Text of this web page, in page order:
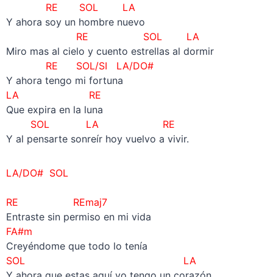
RE SOL LA
Y ahora soy un hombre nuevo
RE
SOL LA
Miro mas al cielo y cuento estrellas al dormir
RE SOL/SI LA/DO#
Y ahora tengo mi fortuna
LA RE
Que expira en la luna
SOL LA RE
Y al pensarte sonreír hoy vuelvo a vivir.
LA/DO# SOL
RE REmaj7
Entraste sin permiso en mi vida
FA#m
Creyéndome que todo lo tenía
SOL
LA